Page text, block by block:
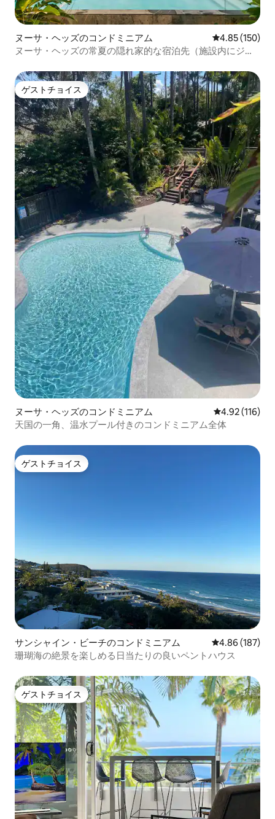
ヌーサ・ヘッズのコンドミニアム レビュー150
4.85 (150)
ヌーサ・ヘッズの常夏の隠れ家的な宿泊先（施設内にジム
ゲストチョイス
ゲストチョイス
ヌーサ・ヘッズのコンドミニアム レビュー116
4.92 (116)
天国の一角、温水プール付きのコンドミニアム全体
ゲストチョイス
ゲストチョイス
サンシャイン・ビーチのコンドミニアム レビュー187
4.86 (187)
珊瑚海の絶景を楽しめる日当たりの良いペントハウス
ゲストチョイス
ゲストチョイス